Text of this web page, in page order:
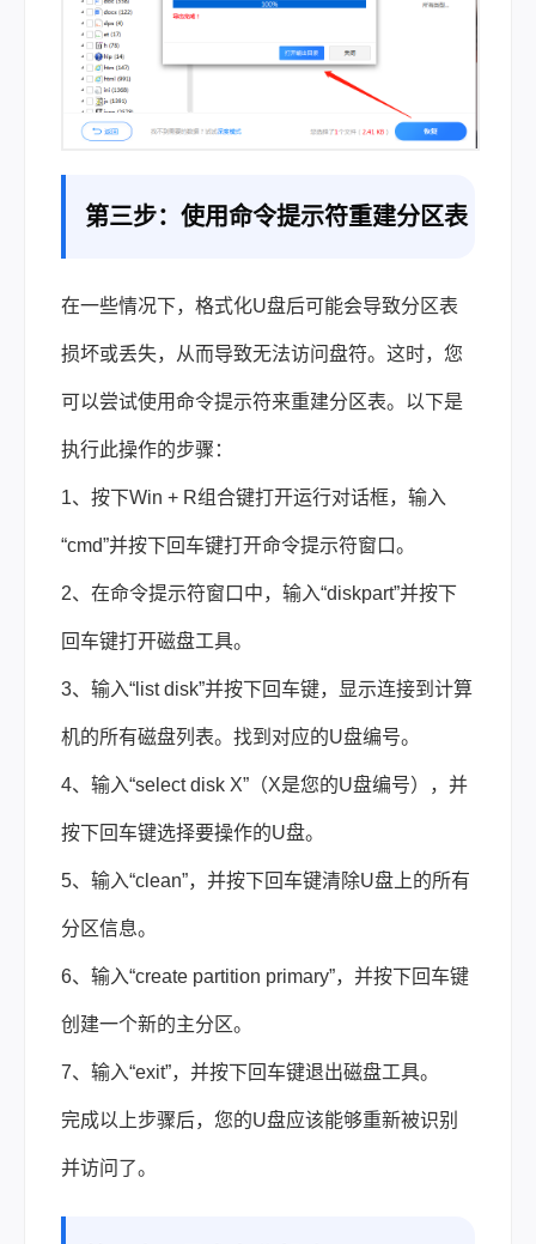
第三步：使用命令提示符重建分区表
在一些情况下，格式化U盘后可能会导致分区表
损坏或丢失，从而导致无法访问盘符。这时，您
可以尝试使用命令提示符来重建分区表。以下是
执行此操作的步骤：
1、按下Win + R组合键打开运行对话框，输入
“cmd”并按下回车键打开命令提示符窗口。
2、在命令提示符窗口中，输入“diskpart”并按下
回车键打开磁盘工具。
3、输入“list disk”并按下回车键，显示连接到计算
机的所有磁盘列表。找到对应的U盘编号。
4、输入“select disk X”（X是您的U盘编号），并
按下回车键选择要操作的U盘。
5、输入“clean”，并按下回车键清除U盘上的所有
分区信息。
6、输入“create partition primary”，并按下回车键
创建一个新的主分区。
7、输入“exit”，并按下回车键退出磁盘工具。
完成以上步骤后，您的U盘应该能够重新被识别
并访问了。